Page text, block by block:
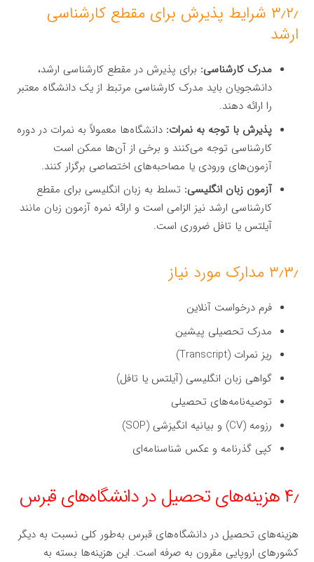
۳٫۲٫ شرایط پذیرش برای مقطع کارشناسی
ارشد
مدرک کارشناسی: برای پذیرش در مقطع کارشناسی ارشد،
دانشجویان باید مدرک کارشناسی مرتبط از یک دانشگاه معتبر
را ارائه دهند.
پذیرش با توجه به نمرات: دانشگاه‌ها معمولاً به نمرات در دوره
کارشناسی توجه می‌کنند و برخی از آن‌ها ممکن است
آزمون‌های ورودی یا مصاحبه‌های اختصاصی برگزار کنند.
آزمون زبان انگلیسی: تسلط به زبان انگلیسی برای مقطع
کارشناسی ارشد نیز الزامی است و ارائه نمره آزمون زبان مانند
آیلتس یا تافل ضروری است.
۳٫۳٫ مدارک مورد نیاز
فرم درخواست آنلاین
مدرک تحصیلی پیشین
ریز نمرات (Transcript)
گواهی زبان انگلیسی (آیلتس یا تافل)
توصیه‌نامه‌های تحصیلی
رزومه (CV) و بیانیه انگیزشی (SOP)
کپی گذرنامه و عکس شناسنامه‌ای
۴٫ هزینه‌های تحصیل در دانشگاه‌های قبرس
هزینه‌های تحصیل در دانشگاه‌های قبرس به‌طور کلی نسبت به دیگر
کشورهای اروپایی مقرون به صرفه است. این هزینه‌ها بسته به